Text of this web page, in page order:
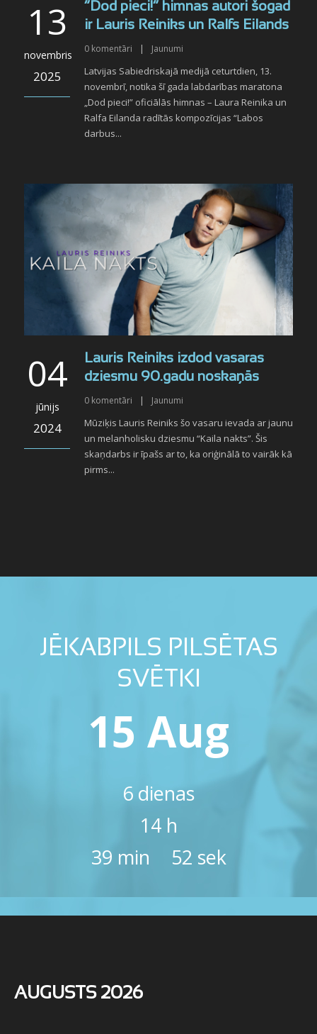
13
novembris
2025
“Dod pieci!” himnas autori šogad
ir Lauris Reiniks un Ralfs Eilands
0 komentāri | Jaunumi
Latvijas Sabiedriskajā medijā ceturtdien, 13.
novembrī, notika šī gada labdarības maratona
„Dod pieci!” oficiālās himnas – Laura Reinika un
Ralfa Eilanda radītās kompozīcijas “Labos
darbus...
04
jūnijs
2024
Lauris Reiniks izdod vasaras
dziesmu 90.gadu noskaņās
0 komentāri | Jaunumi
Mūziķis Lauris Reiniks šo vasaru ievada ar jaunu
un melanholisku dziesmu “Kaila nakts”. Šis
skaņdarbs ir īpašs ar to, ka oriģinālā to vairāk kā
pirms...
JĒKABPILS PILSĒTAS
SVĒTKI
15 Aug
6 dienas
14h
39 min 51 sek
AUGUSTS 2026